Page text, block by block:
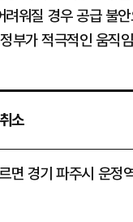
워질 경우 공급 불
부가 적극적인 움직
소
경기 파주시 운정